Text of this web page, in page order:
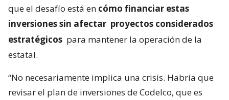
que el desafío está en cómo financiar estas
inversiones sin afectar proyectos considerados
estratégicos para mantener la operación de la
estatal.
“No necesariamente implica una crisis. Habría que
revisar el plan de inversiones de Codelco, que es